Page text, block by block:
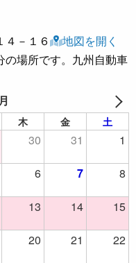
４－１６
地図を開く
の場所です。九州自動車
木 金 土
30 31 1
6 7 8
13 14 15
20 21 22